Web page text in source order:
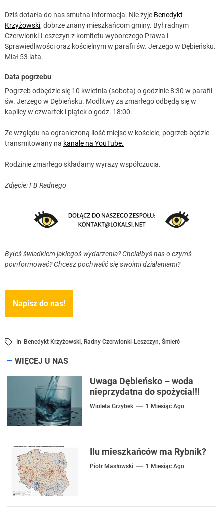
Dziś dotarła do nas smutna informacja. Nie żyje Benedykt
Krzyżowski, dobrze znany mieszkańcom gminy. Był radnym
Czerwionki-Leszczyn z komitetu wyborczego Prawa i
Sprawiedliwości oraz kościelnym w parafii św. Jerzego w Dębieńsku.
Miał 53 lata.
Data pogrzebu
Pogrzeb odbędzie się 10 kwietnia (sobota) o godzinie 8:30 w parafii
św. Jerzego w Dębieńsku. Modlitwy za zmarłego odbędą się w
kaplicy w czwartek i piątek o godz. 18:00.
Ze względu na ograniczoną ilość miejsc w kościele, pogrzeb będzie
transmitowany na kanale na YouTube.
Rodzinie zmarłego składamy wyrazy współczucia.
Zdjęcie: FB Radnego
Byłeś świadkiem jakiegoś wydarzenia? Chciałbyś nas o czymś
poinformować? Chcesz pochwalić się swoimi działaniami?
Napisz do nas!
In Benedykt Krzyżowski, Radny Czerwionki-Leszczyn, Śmierć
WIĘCEJ U NAS
Uwaga Dębieńsko – woda
nieprzydatna do spożycia!!!
Wioleta Grzybek 1 Miesiąc Ago
Ilu mieszkańców ma Rybnik?
Piotr Masłowski 1 Miesiąc Ago